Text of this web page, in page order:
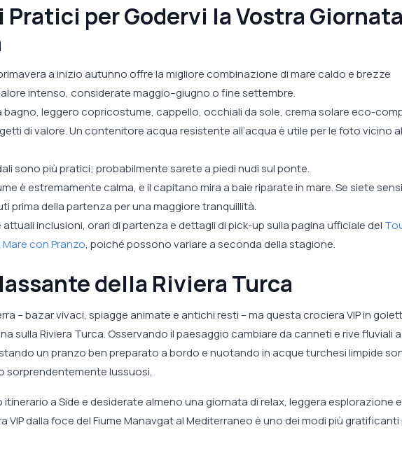
per Godervi la Vostra Giornata
a inizio autunno offre la migliore combinazione di mare caldo e brezze
intenso, considerate maggio–giugno o fine settembre.
bagno, leggero copricostume, cappello, occhiali da sole, crema solare eco-
di valore. Un contenitore acqua resistente all’acqua è utile per le foto vicino
sono più pratici; probabilmente sarete a piedi nudi sul ponte.
è estremamente calma, e il capitano mira a baie riparate in mare. Se siete
prima della partenza per una maggiore tranquillità.
attuali inclusioni, orari di partenza e dettagli di pick-up sulla pagina ufficiale del
Mare con Pranzo, poiché possono variare a seconda della stagione.
della Riviera Turca
– bazar vivaci, spiagge animate e antichi resti – ma questa crociera VIP in
sulla Riviera Turca. Osservando il paesaggio cambiare da canneti e rive fluviali a
un pranzo ben preparato a bordo e nuotando in acque turchesi limpide
sorprendentemente lussuosi.
a Side e desiderate almeno una giornata di relax, leggera esplorazione e
dalla foce del Fiume Manavgat al Mediterraneo è uno dei modi più gratificanti